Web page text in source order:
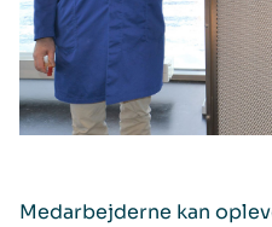
Medarbejderne kan